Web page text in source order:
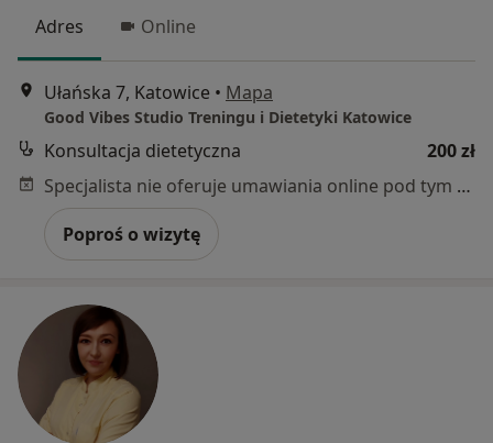
Adres Online
Ułańska 7, Katowice • Mapa
Good Vibes Studio Treningu i Dietetyki Katowice
Konsultacja dietetyczna
200 zł
Specjalista nie oferuje umawiania online pod tym adresem.
Poproś o wizytę